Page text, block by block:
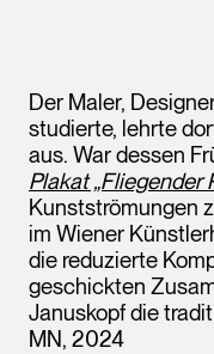
Der Maler,
studierte, lehrte
aus. War dessen
Plakat „Fliegender
Kunstströmungen
im Wiener
die reduzierte
geschickten
Januskopf die
MN, 2024